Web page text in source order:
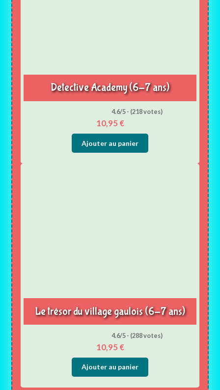
Detective Academy (6-7 ans)
4.6/5 - (218 votes)
10,95 €
Ajouter au panier
Le trésor du village gaulois (6-7 ans)
4.6/5 - (288 votes)
10,95 €
Ajouter au panier